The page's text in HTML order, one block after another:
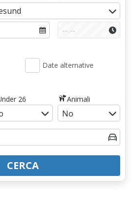
Date alternative
26 Animali
CERCA